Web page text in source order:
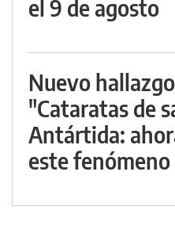
el 9 de agosto
Nuevo
"Cataratas de
Antártida:
este